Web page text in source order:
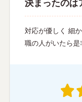
決まったのは
対応が優しく 細
職の人がいたら是